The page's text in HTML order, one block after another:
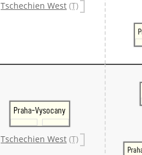
Tschechien West (T)
Praha-Vysocany
Tschechien West (T)